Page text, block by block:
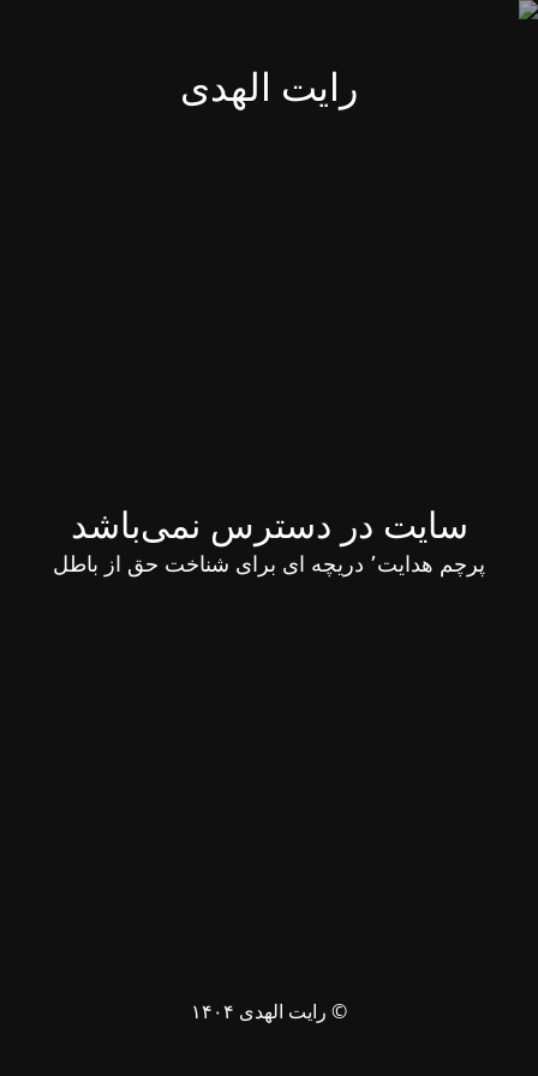
رایت الهدی
سایت در دسترس نمی‌باشد
پرچم هدایت٬ دریچه ای برای شناخت حق از باطل
© رایت الهدی ۱۴۰۴